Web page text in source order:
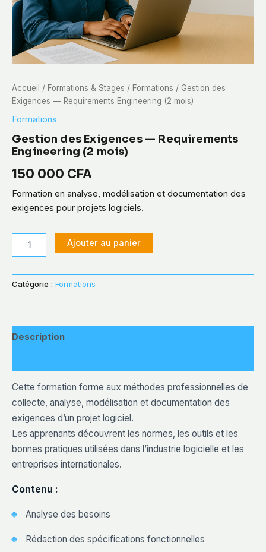
Accueil / Formations & Stages / Formations / Gestion des
Exigences — Requirements Engineering (2 mois)
Formations
Gestion des Exigences — Requirements
Engineering (2 mois)
150 000 CFA
Formation en analyse, modélisation et documentation des
exigences pour projets logiciels.
des
Exigences
(2
Ajouter au panier
Alternative:
Catégorie : Formations
Description
Cette formation forme aux méthodes professionnelles de
collecte, analyse, modélisation et documentation des
exigences d’un projet logiciel.
Les apprenants découvrent les normes, les outils et les
bonnes pratiques utilisées dans l’industrie logicielle et les
entreprises internationales.
Contenu :
Analyse des besoins
Rédaction des spécifications fonctionnelles